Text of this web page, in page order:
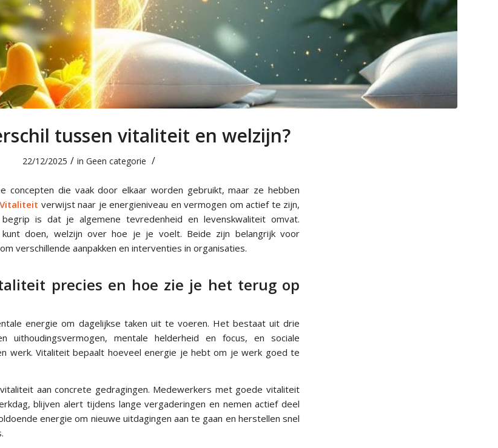
tussen vitaliteit en welzijn?
22/12/2025 / in Geen categorie /
concepten die vaak door elkaar worden gebruikt, maar ze hebben
Vitaliteit verwijst naar je energieniveau en vermogen om actief te zijn,
is dat je algemene tevredenheid en levenskwaliteit omvat.
doen, welzijn over hoe je je voelt. Beide zijn belangrijk voor
verschillende aanpakken en interventies in organisaties.
precies en hoe zie je het terug op
energie om dagelijkse taken uit te voeren. Het bestaat uit drie
uithoudingsvermogen, mentale helderheid en focus, en sociale
werk. Vitaliteit bepaalt hoeveel energie je hebt om je werk goed te
aan concrete gedragingen. Medewerkers met goede vitaliteit
blijven alert tijdens lange vergaderingen en nemen actief deel
energie om nieuwe uitdagingen aan te gaan en herstellen snel